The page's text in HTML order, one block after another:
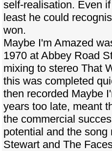
self-realisation. Even
least he could
won.
Maybe I'm Amazed
1970 at Abbey Road
mixing to stereo That
this was completed
then recorded Maybe
years too late, meant
the commercial
potential and the
Stewart and The